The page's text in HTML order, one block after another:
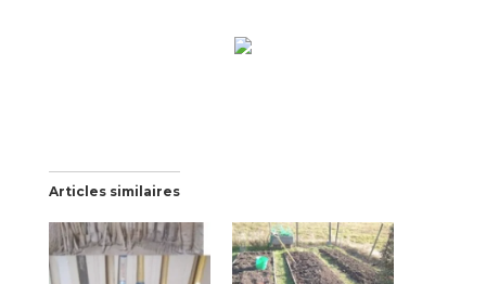
Articles similaires